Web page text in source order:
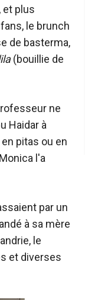
et plus
le brunch
de basterma,
(bouillie de
ne
Haidar à
pitas ou en
l'a
par un
à sa mère
le
et diverses